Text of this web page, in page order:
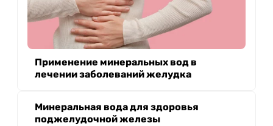
Применение минеральных вод в
лечении заболеваний желудка
Минеральная вода для здоровья
поджелудочной железы